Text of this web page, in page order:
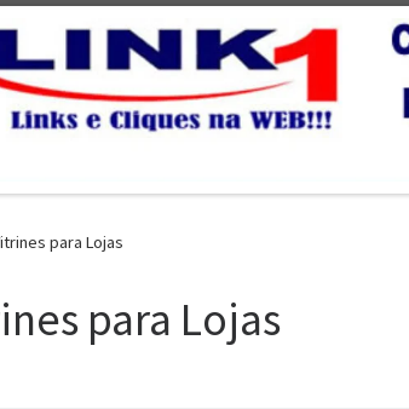
para Lojas
para Lojas